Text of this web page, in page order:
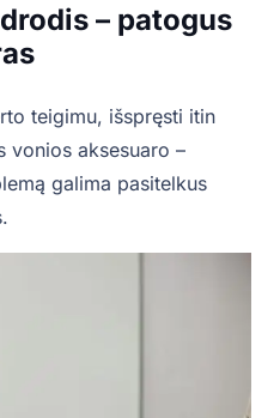
– patogus
teigimu, išspręsti itin
vonios aksesuaro –
galima pasitelkus